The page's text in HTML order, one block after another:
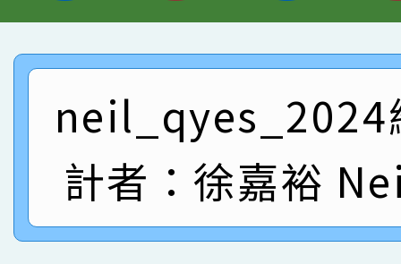
名
賀！本校阿巴斯O蜜、
倩參加桃園市科展 國
名 指導老師王老師、
賀！本校四年二班張O
園市英語競賽國小朗讀
指導老師林老師
賀！本校參加桃園市中
賽 劉文瑛教師榮獲教
賀！本校參與2026世
neil_qyes_2024
計者：徐嘉裕